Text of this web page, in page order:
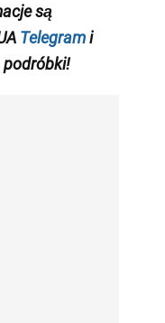
są
Telegrami
podróbki!